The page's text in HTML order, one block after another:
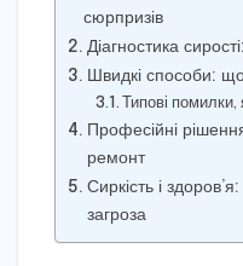
сюрпризів
Діагностика
Швидкі способи:
Типові
Професійні
ремонт
Сиркість і
загроза